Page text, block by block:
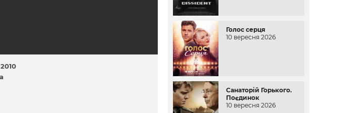
2010
Голос серця
10 вересня 2026
Санаторій Горького.
Поєдинок
10 вересня 2026